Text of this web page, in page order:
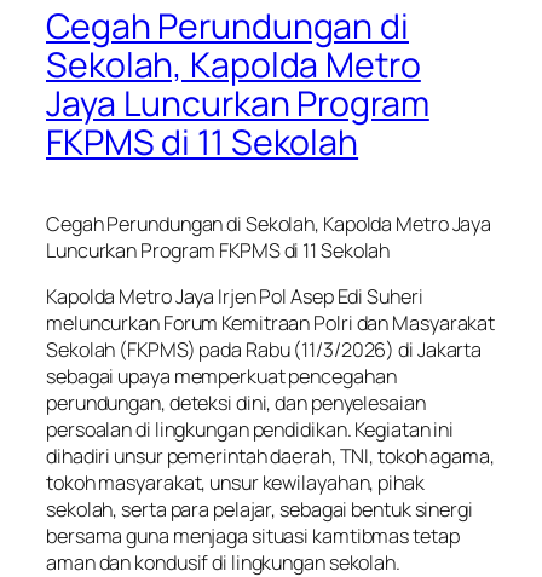
Cegah Perundungan di
Sekolah, Kapolda Metro
Jaya Luncurkan Program
FKPMS di 11 Sekolah
Cegah Perundungan di Sekolah, Kapolda Metro Jaya
Luncurkan Program FKPMS di 11 Sekolah
Kapolda Metro Jaya Irjen Pol Asep Edi Suheri
meluncurkan Forum Kemitraan Polri dan Masyarakat
Sekolah (FKPMS) pada Rabu (11/3/2026) di Jakarta
sebagai upaya memperkuat pencegahan
perundungan, deteksi dini, dan penyelesaian
persoalan di lingkungan pendidikan. Kegiatan ini
dihadiri unsur pemerintah daerah, TNI, tokoh agama,
tokoh masyarakat, unsur kewilayahan, pihak
sekolah, serta para pelajar, sebagai bentuk sinergi
bersama guna menjaga situasi kamtibmas tetap
aman dan kondusif di lingkungan sekolah.